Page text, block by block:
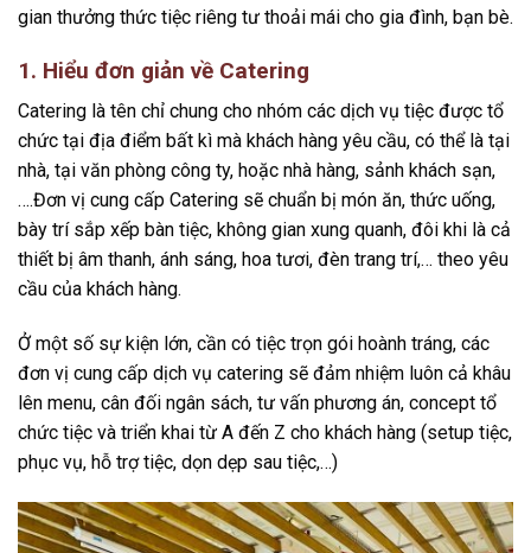
gian thưởng thức tiệc riêng tư thoải mái cho gia đình, bạn bè.
1. Hiểu đơn giản về Catering
Catering là tên chỉ chung cho nhóm các dịch vụ tiệc được tổ
chức tại địa điểm bất kì mà khách hàng yêu cầu, có thể là tại
nhà, tại văn phòng công ty, hoặc nhà hàng, sảnh khách sạn,
….Đơn vị cung cấp Catering sẽ chuẩn bị món ăn, thức uống,
bày trí sắp xếp bàn tiệc, không gian xung quanh, đôi khi là cả
thiết bị âm thanh, ánh sáng, hoa tươi, đèn trang trí,… theo yêu
cầu của khách hàng.
Ở một số sự kiện lớn, cần có tiệc trọn gói hoành tráng, các
đơn vị cung cấp dịch vụ catering sẽ đảm nhiệm luôn cả khâu
lên menu, cân đối ngân sách, tư vấn phương án, concept tổ
chức tiệc và triển khai từ A đến Z cho khách hàng (setup tiệc,
phục vụ, hỗ trợ tiệc, dọn dẹp sau tiệc,…)